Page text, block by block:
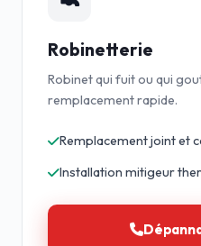
Robinetterie
Robinet qui fuit ou qui
remplacement rapide.
Remplacement joint et
Installation mitigeur